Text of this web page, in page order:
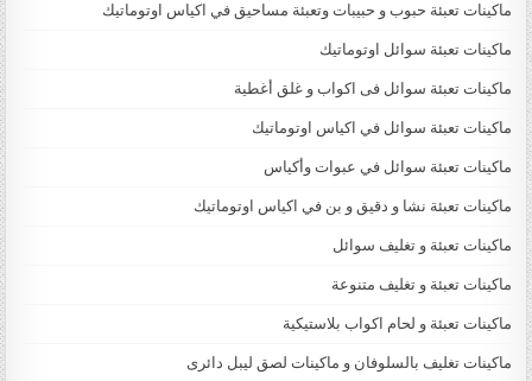
ماكينات تعبئة حبوب و حبيبات وتعبئة مساحيق في اكياس اوتوماتيك
ماكينات تعبئة سوائل اوتوماتيك
ماكينات تعبئة سوائل فى اكواب و غلق أغطية
ماكينات تعبئة سوائل في اكياس اوتوماتيك
ماكينات تعبئة سوائل في عبوات وأكياس
ماكينات تعبئة نشا و دقيق و بن في اكياس اوتوماتيك
ماكينات تعبئة و تغليف سوائل
ماكينات تعبئة و تغليف متنوعة
ماكينات تعبئة و لحام اكواب بلاستيكية
ماكينات تغليف بالسلوفان و ماكينات لصق ليبل دائرى